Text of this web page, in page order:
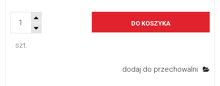
szt.
DO KOSZYKA
dodaj do przechowalni